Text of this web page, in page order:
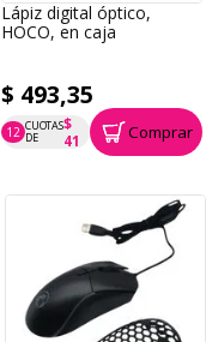
Lápiz digital óptico,
HOCO, en caja
$ 493,35
12 CUOTAS
DE
$
41
P.T.F. $ 493 Comprar